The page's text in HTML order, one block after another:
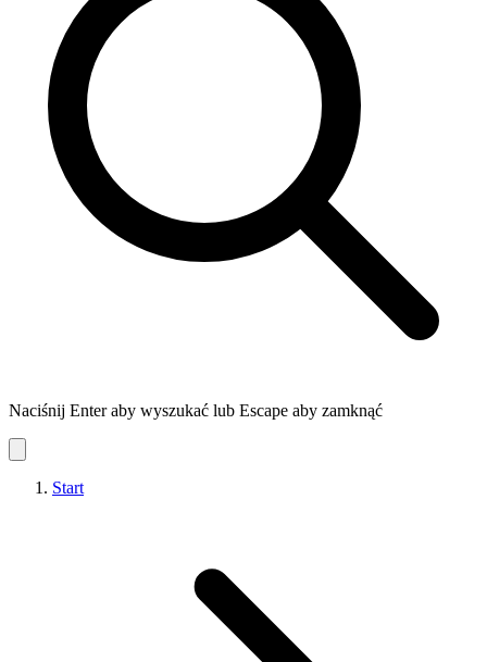
Naciśnij Enter aby wyszukać lub Escape aby zamknąć
Start